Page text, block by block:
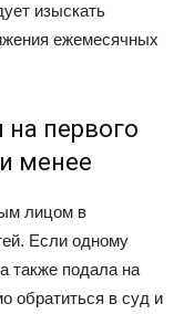
изыскать
ежемесячных
первого
менее
лицом в
Если одному
также подала на
обратиться в суд и